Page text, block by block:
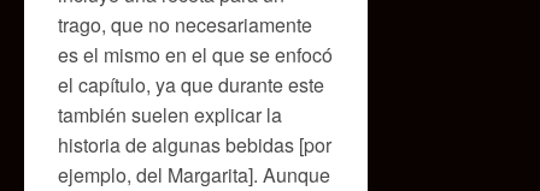
trago, que no necesariamente
es el mismo en el que se enfocó
el capítulo, ya que durante este
también suelen explicar la
historia de algunas bebidas [por
ejemplo, del Margarita]. Aunque